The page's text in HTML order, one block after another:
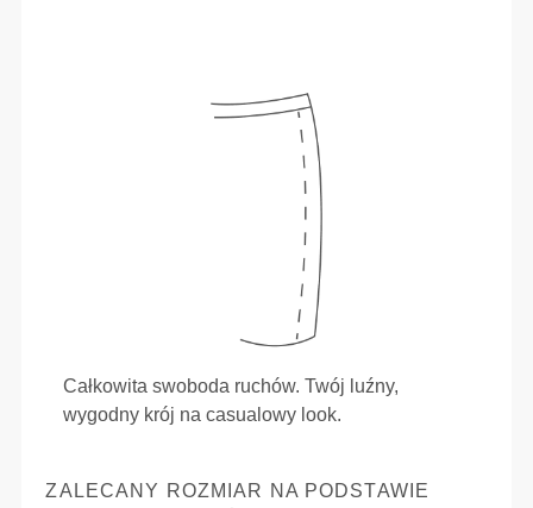
Całkowita swoboda ruchów. Twój luźny,
wygodny krój na casualowy look.
ZALECANY ROZMIAR NA PODSTAWIE